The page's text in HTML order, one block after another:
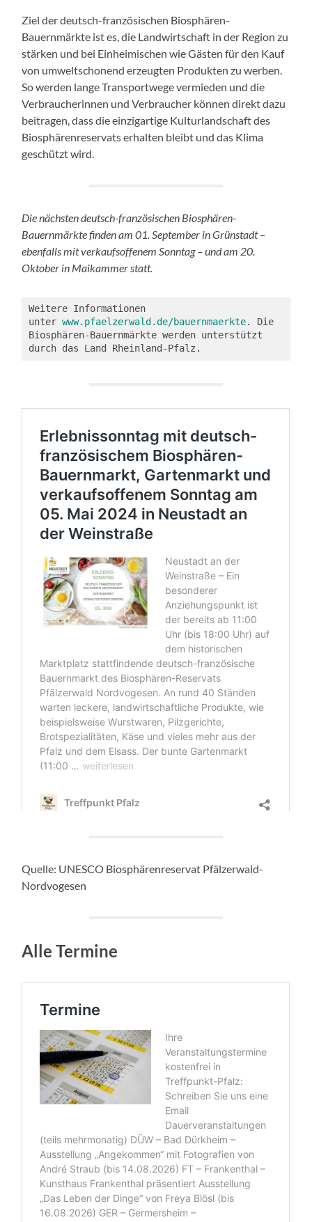
Ziel der deutsch-französischen Biosphären-
Bauernmärkte ist es, die Landwirtschaft in der Region zu
stärken und bei Einheimischen wie Gästen für den Kauf
von umweltschonend erzeugten Produkten zu werben.
So werden lange Transportwege vermieden und die
Verbraucherinnen und Verbraucher können direkt dazu
beitragen, dass die einzigartige Kulturlandschaft des
Biosphärenreservats erhalten bleibt und das Klima
geschützt wird.
Die nächsten deutsch-französischen Biosphären-
Bauernmärkte finden am 01. September in Grünstadt –
ebenfalls mit verkaufsoffenem Sonntag – und am 20.
Oktober in Maikammer statt.
Weitere Informationen
unter www.pfaelzerwald.de/bauernmaerkte. Die
Biosphären-Bauernmärkte werden unterstützt
durch das Land Rheinland-Pfalz.
Quelle: UNESCO Biosphärenreservat Pfälzerwald-
Nordvogesen
Alle Termine